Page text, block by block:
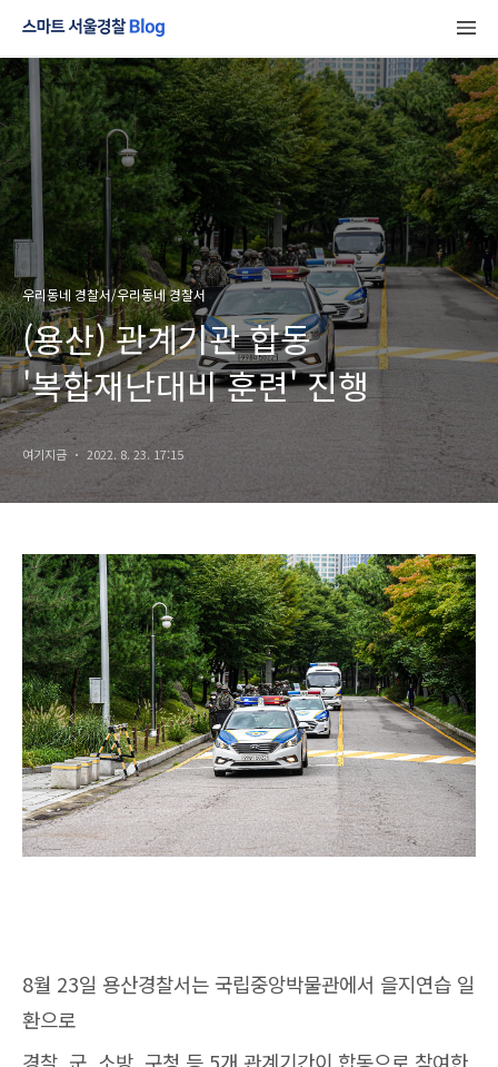
우리동네 경찰서/우리동네 경찰서
(용산) 관계기관 합동
'복합재난대비 훈련' 진행
여기지금 2022. 8. 23. 17:15
8월 23일 용산경찰서는 국립중앙박물관에서 을지연습 일
환으로